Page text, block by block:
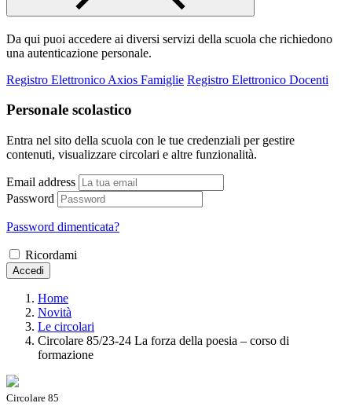
Da qui puoi accedere ai diversi servizi della scuola che richiedono
una autenticazione personale.
Registro Elettronico Axios Famiglie Registro Elettronico Docenti
Personale scolastico
Entra nel sito della scuola con le tue credenziali per gestire
contenuti, visualizzare circolari e altre funzionalità.
Email address
Password
Password dimenticata?
Ricordami
Accedi
Home
Novità
Le circolari
Circolare 85/23-24 La forza della poesia – corso di
formazione
Circolare 85